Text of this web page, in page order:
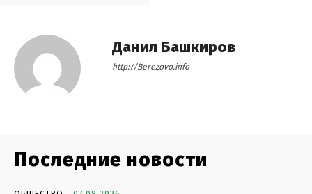
Данил Башкиров
http://Berezovo.info
Последние новости